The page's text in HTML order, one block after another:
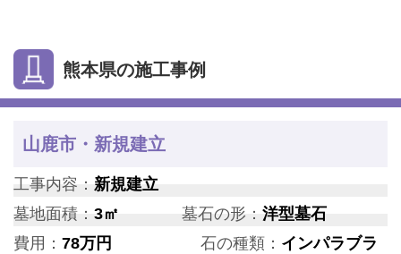
熊本県の施工事例
山鹿市・新規建立
工事内容： 新規建立
墓地面積： 3㎡ 墓石の形：洋型墓石
費用： 78万円 石の種類： インパラブラ